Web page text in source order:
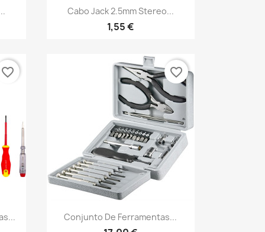
Vista rápida
Cabo Jack 2.5mm Stereo...
1,55 €
favorite_border
Vista rápida
Conjunto De Ferramentas...
favorite_border